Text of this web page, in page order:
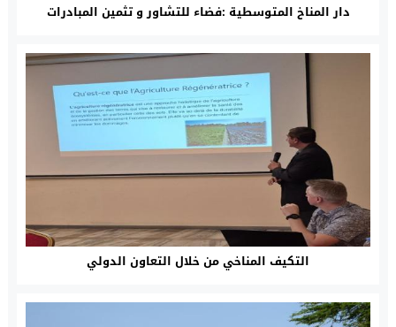
دار المناخ المتوسطية :فضاء للتشاور و تثمين المبادرات
التكيف المناخي من خلال التعاون الدولي